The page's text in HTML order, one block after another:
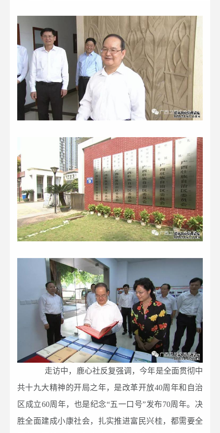
走访中，鹿心社反复强调，今年是全面贯彻中
共十九大精神的开局之年，是改革开放40周年和自治
区成立60周年，也是纪念“五一口号”发布70周年。决
胜全面建成小康社会，扎实推进富民兴桂，都需要全